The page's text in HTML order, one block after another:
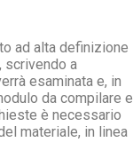
ad alta definizione
scrivendo a
esaminata e, in
da compilare e
è necessario
materiale, in linea